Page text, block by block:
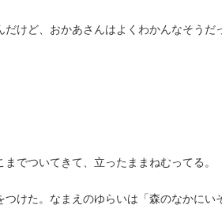
けど、おかあさんはよくわかんなそうだ
でついてきて、立ったままねむってる。
けた。なまえのゆらいは「森のなかにい